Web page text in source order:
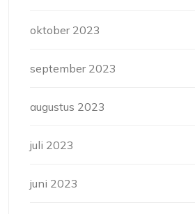
oktober 2023
september 2023
augustus 2023
juli 2023
juni 2023